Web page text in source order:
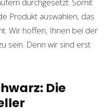
Produkt auswählen, das
Wir hoffen, Ihnen bei der
sein. Denn wir sind erst
Die